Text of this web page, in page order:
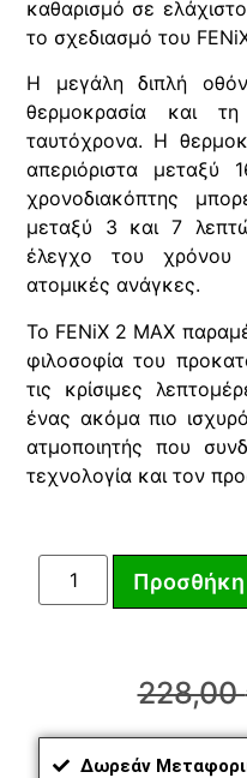
καθαρισμό σε
το σχεδιασμό του
Η μεγάλη διπλή
θερμοκρασία και τη
ταυτόχρονα. Η
απεριόριστα
χρονοδιακόπτης
μεταξύ 3 και 7
έλεγχο του χρόνου
ατομικές ανάγκες.
Το FENiX 2 MAX
φιλοσοφία του
τις κρίσιμες
ένας ακόμα πιο
ατμοποιητής που
τεχνολογία και τον
Προσθήκη
228,00
Δωρεάν